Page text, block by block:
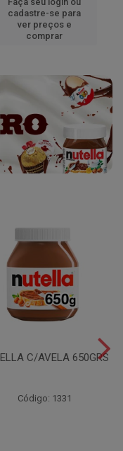
cadastre-se para
ver preços e
comprar
C/AVELA 650GRS
Código: 1331